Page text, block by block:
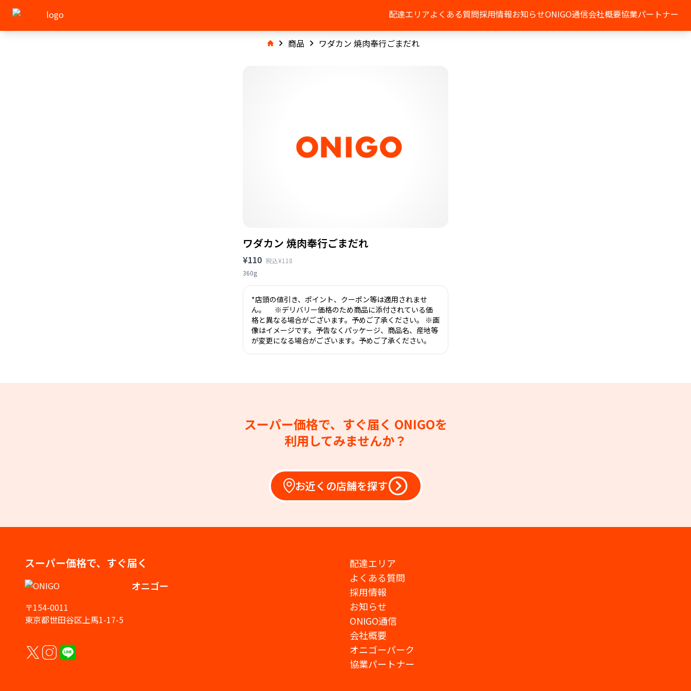
配達エリアよくある質問採用情報お知らせONIGO通信会社概要協業パートナー
商品 ワダカン 焼肉奉行ごまだれ
ワダカン 焼肉奉行ごまだれ
¥110 税込¥118
360g
*店頭の値引き、ポイント、クーポン等は適用されませ
ん。 ※デリバリー価格のため商品に添付されている価
格と異なる場合がございます。予めご了承ください。 ※画
像はイメージです。予告なくパッケージ、商品名、産地等
が変更になる場合がございます。予めご了承ください。
スーパー価格で、すぐ届く ONIGOを
利用してみませんか？
お近くの店舗を探す
スーパー価格で、すぐ届く
オニゴー
〒154-0011
東京都世田谷区上馬1-17-5
配達エリア
よくある質問
採用情報
お知らせ
ONIGO通信
会社概要
オニゴーパーク
協業パートナー